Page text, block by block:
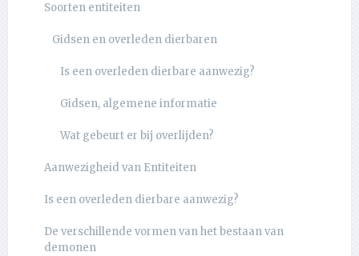
Soorten entiteiten
Gidsen en overleden dierbaren
Is een overleden dierbare aanwezig?
Gidsen, algemene informatie
Wat gebeurt er bij overlijden?
Aanwezigheid van Entiteiten
Is een overleden dierbare aanwezig?
De verschillende vormen van het bestaan van
demonen